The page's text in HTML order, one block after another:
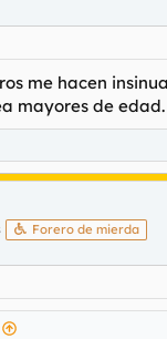
me hacen
mayores de edad.
Forero de mierda